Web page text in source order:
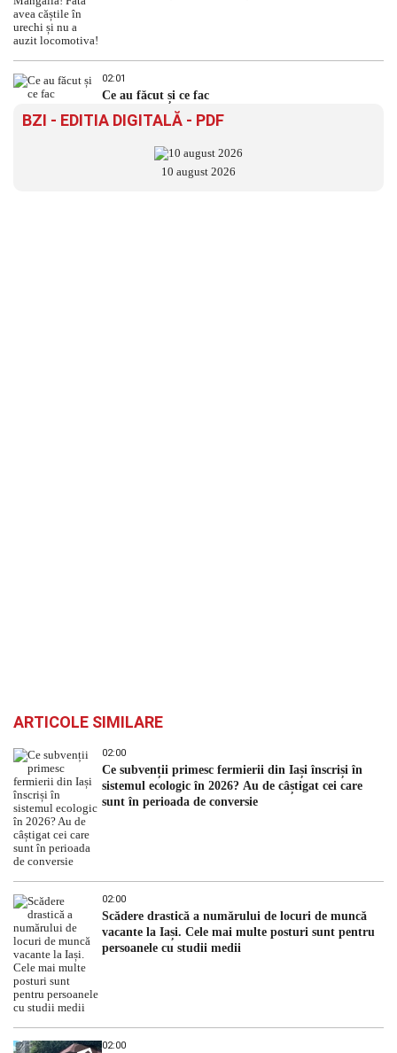
02:01
Ce au făcut și ce fac
BZI - EDITIA DIGITALĂ - PDF
10 august 2026
ARTICOLE SIMILARE
02:00
Ce subvenții primesc fermierii din Iași înscriși în
sistemul ecologic în 2026? Au de câștigat cei care
sunt în perioada de conversie
02:00
Scădere drastică a numărului de locuri de muncă
vacante la Iași. Cele mai multe posturi sunt pentru
persoanele cu studii medii
02:00